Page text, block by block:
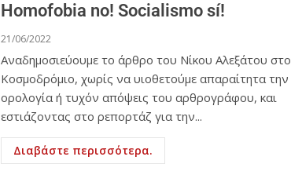
Homofobia no! Socialismo sí!
21/06/2022
Αναδημοσιεύουμε το άρθρο του Νίκου Αλεξάτου στο
Κοσμοδρόμιο, χωρίς να υιοθετούμε απαραίτητα την
ορολογία ή τυχόν απόψεις του αρθρογράφου, και
εστιάζοντας στο ρεπορτάζ για την...
Διαβάστε περισσότερα.